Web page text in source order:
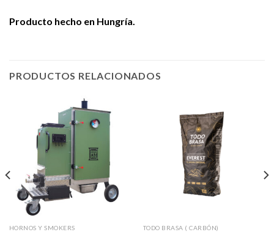
Producto hecho en Hungría.
PRODUCTOS RELACIONADOS
HORNOS Y SMOKERS TODO BRASA ( CARBÓN)